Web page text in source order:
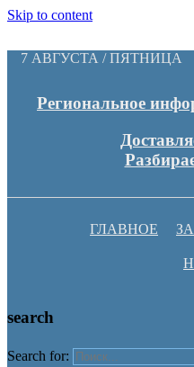
Skip to content
7 АВГУСТА / ПЯТНИЦА
Региональное
ГЛАВНОЕ
search
Search for: